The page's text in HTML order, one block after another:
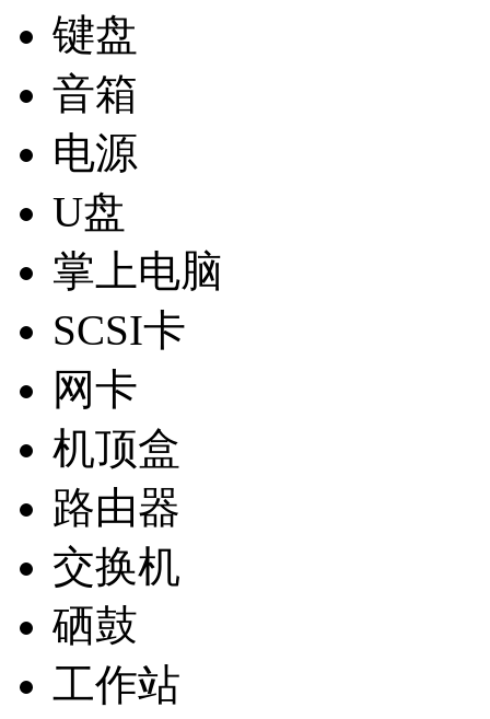
键盘
音箱
电源
U盘
掌上电脑
SCSI卡
网卡
机顶盒
路由器
交换机
硒鼓
工作站